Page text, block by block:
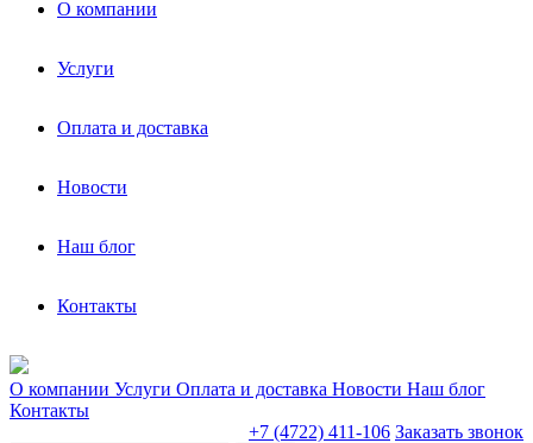
О компании
Услуги
Оплата и доставка
Новости
Наш блог
Контакты
О компании Услуги Оплата и доставка Новости Наш блог
Контакты
+7 (4722) 411-106 Заказать звонок